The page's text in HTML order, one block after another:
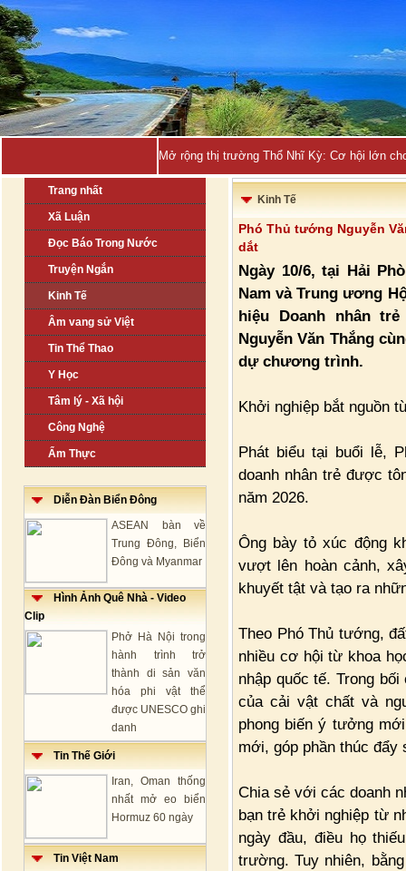
Mở rộng thị trường Thổ Nhĩ Kỳ: Cơ hội lớn
Trang nhất
Xã Luận
Đọc Báo Trong Nước
Truyện Ngắn
Kinh Tế
Âm vang sử Việt
Tin Thể Thao
Y Học
Tâm lý - Xã hội
Công Nghệ
Ẩm Thực
Diễn Đàn Biển Đông
ASEAN bàn về
Trung Đông, Biển
Đông và Myanmar
Hình Ảnh Quê Nhà - Video
Clip
Phở Hà Nội trong
hành trình trở
thành di sản văn
hóa phi vật thể
được UNESCO ghi
danh
Tin Thế Giới
Iran, Oman thống
nhất mở eo biển
Hormuz 60 ngày
Tin Việt Nam
Kinh Tế
Phó Thủ tướng Nguyễn
dắt
Ngày 10/6, tại Hải
Nam và Trung ương
hiệu Doanh nhân
Nguyễn Văn Thắng
dự chương trình.
Khởi nghiệp bắt nguồn
Phát biểu tại buổi lễ,
doanh nhân trẻ được
năm 2026.
Ông bày tỏ xúc động
vượt lên hoàn cảnh,
khuyết tật và tạo ra
Theo Phó Thủ tướng,
nhiều cơ hội từ khoa
nhập quốc tế. Trong
của cải vật chất và
phong biến ý tưởng
mới, góp phần thúc
Chia sẻ với các doanh
bạn trẻ khởi nghiệp từ
ngày đầu, điều họ
trường. Tuy nhiên,